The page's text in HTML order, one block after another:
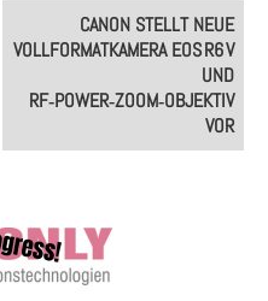
CANON STELLT NEUE
VOLLFORMATKAMERA EOS R6 V
UND
RF‑POWER‑ZOOM‑OBJEKTIV
VOR